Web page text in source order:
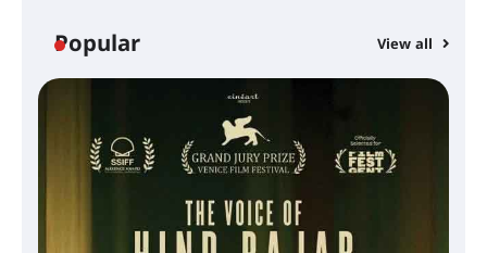
Popular View all
സെന്റ് ജോസഫ്സ് കോളജ്